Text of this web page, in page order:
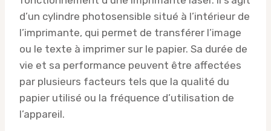
d’un cylindre photosensible situé à l’intérieur de
l’imprimante, qui permet de transférer l’image
ou le texte à imprimer sur le papier. Sa durée de
vie et sa performance peuvent être affectées
par plusieurs facteurs tels que la qualité du
papier utilisé ou la fréquence d’utilisation de
l’appareil.